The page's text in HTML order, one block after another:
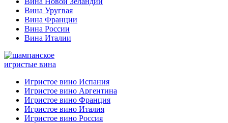
Вина Уругвая
Вина Франции
Вина России
Вина Италии
игристые вина
Игристое вино Испания
Игристое вино Аргентина
Игристое вино Франция
Игристое вино Италия
Игристое вино Россия